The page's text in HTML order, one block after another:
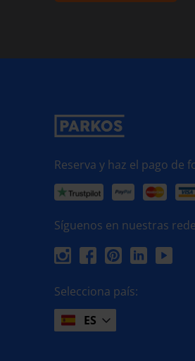
Reserva y haz el pago de
Síguenos en nuestras
Selecciona país:
ES